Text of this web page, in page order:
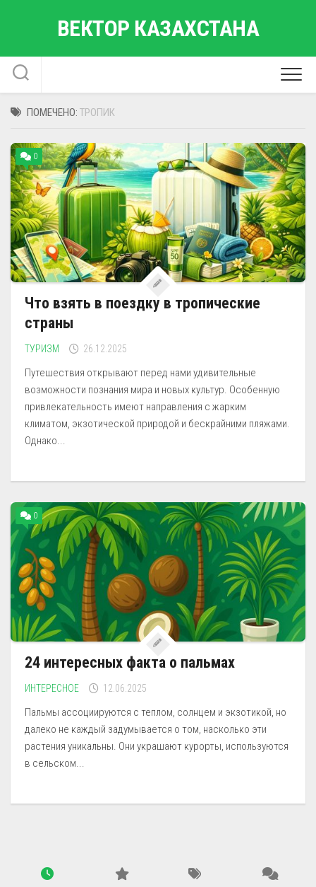
ВЕКТОР КАЗАХСТАНА
ПОМЕЧЕНО: ТРОПИК
0
Что взять в поездку в тропические
страны
ТУРИЗМ 26.12.2025
Путешествия открывают перед нами удивительные
возможности познания мира и новых культур. Особенную
привлекательность имеют направления с жарким
климатом, экзотической природой и бескрайними пляжами.
Однако...
0
24 интересных факта о пальмах
ИНТЕРЕСНОЕ 12.06.2025
Пальмы ассоциируются с теплом, солнцем и экзотикой, но
далеко не каждый задумывается о том, насколько эти
растения уникальны. Они украшают курорты, используются
в сельском...